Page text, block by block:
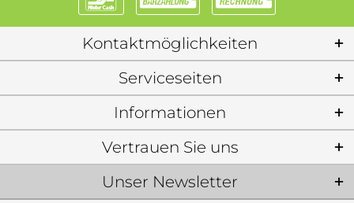
Kontaktmöglichkeiten
Serviceseiten
Informationen
Unser Newsletter
Vertrauen Sie uns